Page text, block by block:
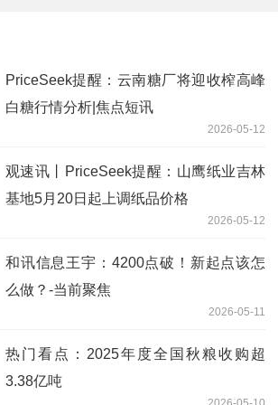
PriceSeek提醒：云南糖厂将迎收榨高峰
白糖行情分析|焦点短讯
2026-05-12
观速讯丨PriceSeek提醒：山鹰纸业吉林
基地5月20日起上调纸品价格
2026-05-12
和讯信息王宇：4200点破！新起点该怎
么做？-当前聚焦
2026-05-11
热门看点：2025年度全国秋粮收购超
3.38亿吨